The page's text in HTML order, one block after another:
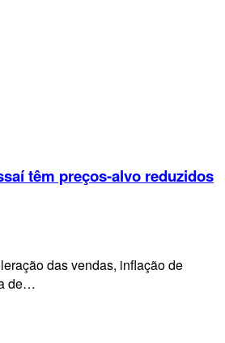
têm preços-alvo reduzidos
das vendas, inflação de
de…